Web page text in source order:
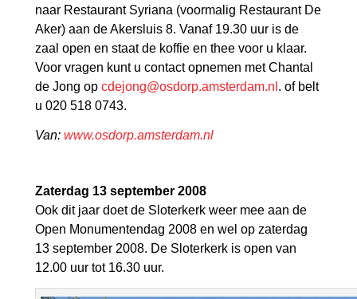
naar Restaurant Syriana (voormalig Restaurant De
Aker) aan de Akersluis 8. Vanaf 19.30 uur is de
zaal open en staat de koffie en thee voor u klaar.
Voor vragen kunt u contact opnemen met Chantal
de Jong opcdejong@osdorp.amsterdam.nl . of belt
u 020 518 0743.
Van:www.osdorp.amsterdam.nl
Zaterdag 13 september 2008
Ook dit jaar doet de Sloterkerk weer mee aan de
Open Monumentendag 2008 en wel op zaterdag
13 september 2008. De Sloterkerk is open van
12.00 uur tot 16.30 uur.